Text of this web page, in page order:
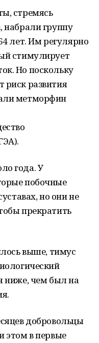
стремясь
набрали группу
лет. Им регулярно
стимулирует
Но поскольку
риск развития
метморфин
года. У
побочные
но они не
прекратить
выше, тимус
ниже, чем был на
добровольцы
этом в первые